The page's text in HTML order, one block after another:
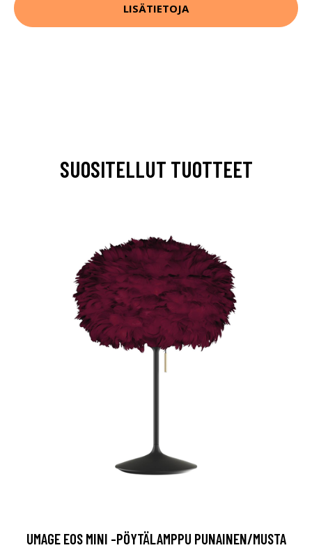
LISÄTIETOJA
SUOSITELLUT TUOTTEET
UMAGE EOS MINI -PÖYTÄLAMPPU PUNAINEN/MUSTA